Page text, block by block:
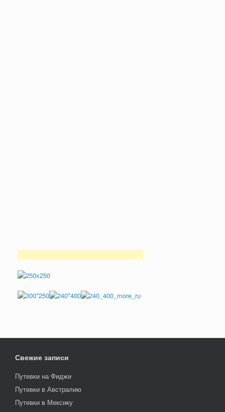
Свежие записи
Путевки на Фиджи
Путевки в Австралию
Путевки в Мексику